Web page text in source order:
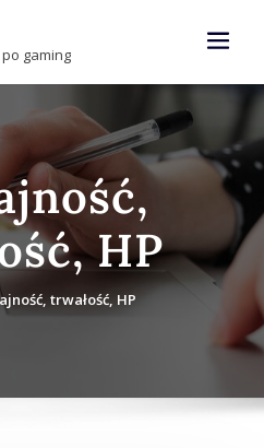
gaming
HP
trwałość, HP